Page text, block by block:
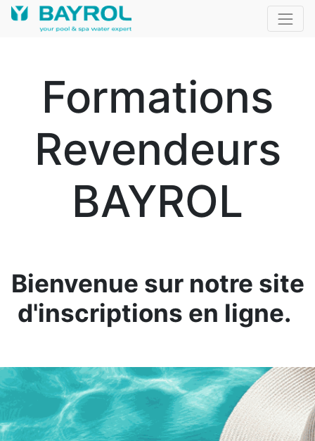
Formations
Revendeurs
BAYROL
Bienvenue sur notre site
d'inscriptions en ligne.